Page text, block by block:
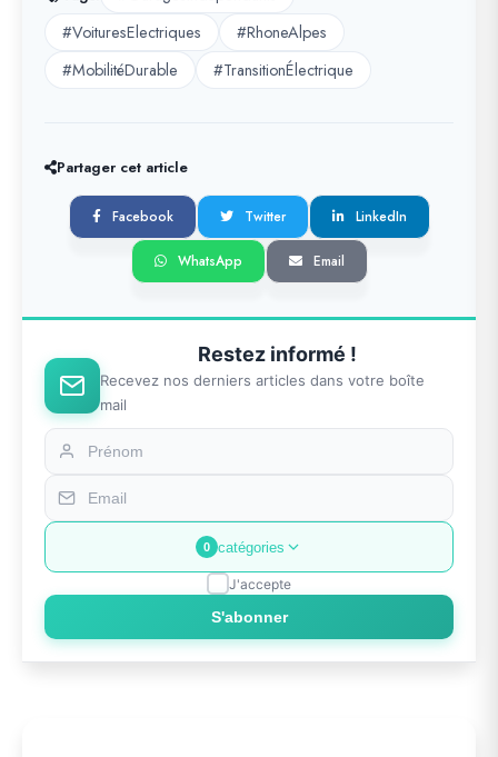
#VoituresElectriques
#RhoneAlpes
#MobilitéDurable
#TransitionÉlectrique
Partager cet article
Facebook Twitter LinkedIn
WhatsApp Email
Restez informé !
Recevez nos derniers articles dans votre boîte
mail
0 catégories
J'accepte
S'abonner